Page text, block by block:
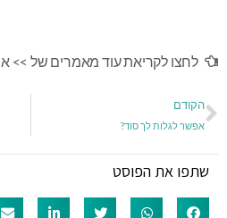
לחצו לקריאת עוד מאמרים של >>
הקודם
אפשר לגלות לך סוד?
שתפו את הפוסט